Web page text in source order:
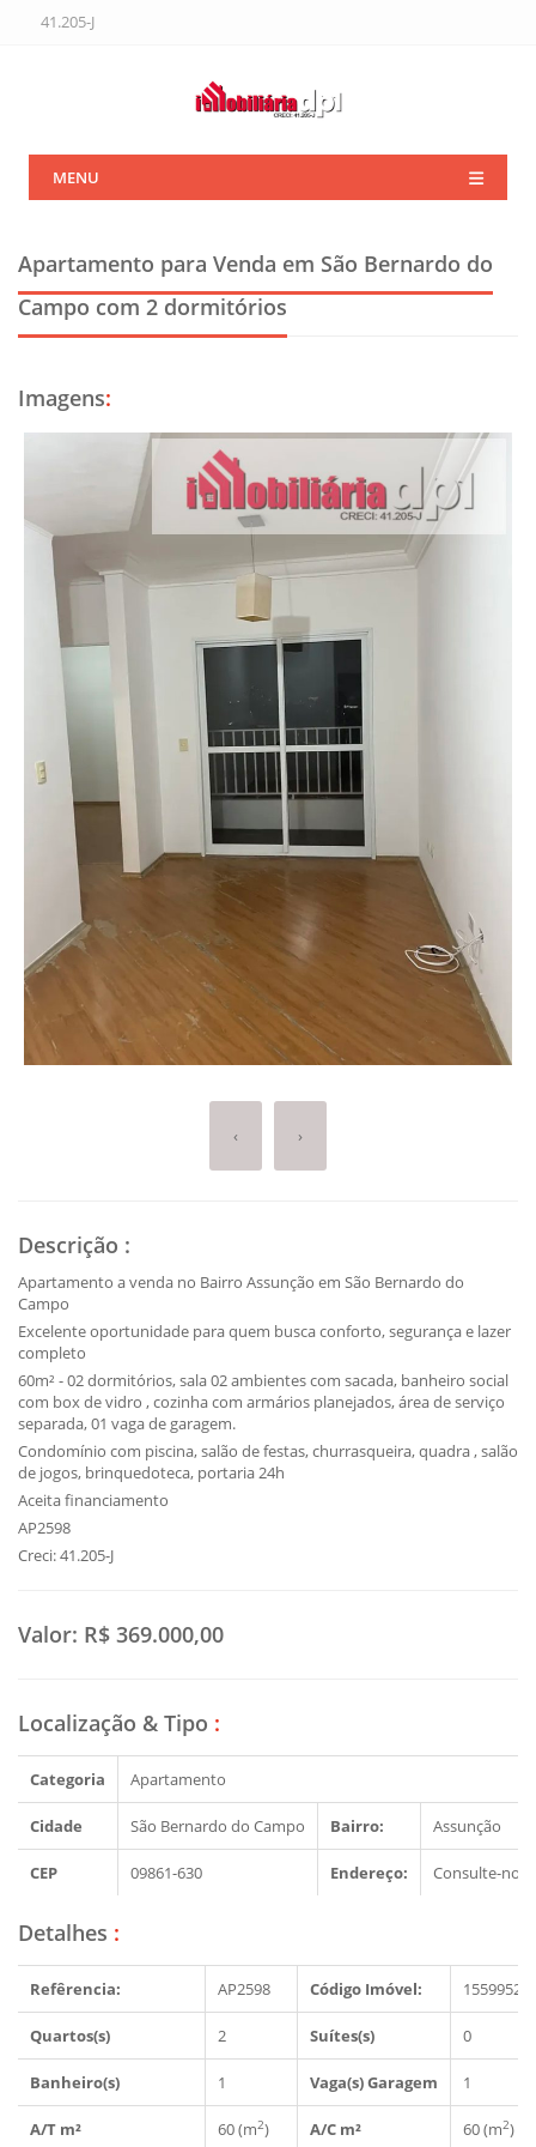
41.205-J
MENU
Apartamento para Venda em São Bernardo do
Campo com 2 dormitórios
Imagens:
‹ ›
Descrição :
Apartamento a venda no Bairro Assunção em São Bernardo do
Campo
Excelente oportunidade para quem busca conforto, segurança e lazer
completo
60m² - 02 dormitórios, sala 02 ambientes com sacada, banheiro social
com box de vidro , cozinha com armários planejados, área de serviço
separada, 01 vaga de garagem.
Condomínio com piscina, salão de festas, churrasqueira, quadra , salão
de jogos, brinquedoteca, portaria 24h
Aceita financiamento
AP2598
Creci: 41.205-J
Valor: R$ 369.000,00
Localização & Tipo :
Categoria Apartamento
Cidade São Bernardo do Campo Bairro: Assunção
CEP 09861-630 Endereço: Consulte-nos
Detalhes :
Refêrencia: AP2598 Código Imóvel: 1559952
Quartos(s) 2 Suítes(s) 0
Banheiro(s) 1 Vaga(s) Garagem 1
A/T m² 60 (m2) A/C m² 60 (m2)